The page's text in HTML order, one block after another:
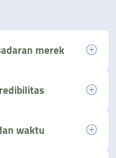
merek
waktu